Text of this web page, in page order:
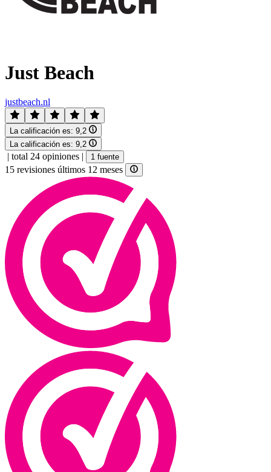
Just Beach
justbeach.nl
La calificación es: 9,2
La calificación es: 9,2
| total 24 opiniones | 1 fuente
15 revisiones últimos 12 meses